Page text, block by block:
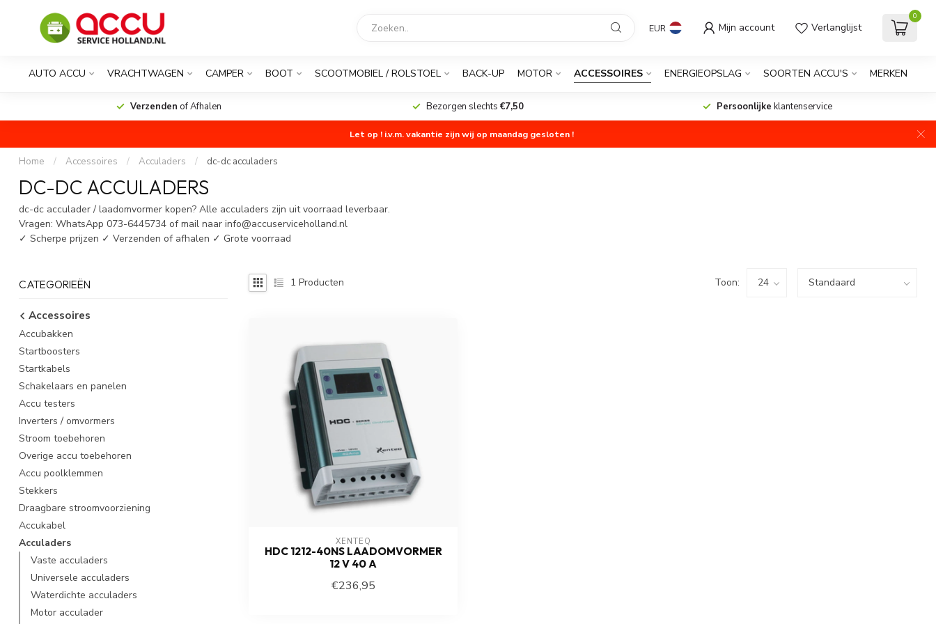
EUR Mijn account Verlanglijst
0
AUTO ACCU VRACHTWAGEN CAMPER BOOT SCOOTMOBIEL / ROLSTOEL BACK-UP MOTOR ACCESSOIRES ENERGIEOPSLAG SOORTEN ACCU'S MERKEN
Verzenden of Afhalen Bezorgen slechts€7,50 Persoonlijke klantenservice
Let op ! i.v.m. vakantie zijn wij op maandag gesloten !
Home / Accessoires / Acculaders / dc-dc acculaders
DC-DC ACCULADERS
dc-dc acculader / laadomvormer kopen? Alle acculaders zijn uit voorraad leverbaar.
Vragen: WhatsApp 073-6445734 of mail naar info@accuserviceholland.nl
✓ Scherpe prijzen ✓ Verzenden of afhalen ✓ Grote voorraad
CATEGORIEËN
Accessoires
Accubakken
Startboosters
Startkabels
Schakelaars en panelen
Accu testers
Inverters / omvormers
Stroom toebehoren
Overige accu toebehoren
Accu poolklemmen
Stekkers
Draagbare stroomvoorziening
Accukabel
Acculaders
Vaste acculaders
Universele acculaders
Waterdichte acculaders
Motor acculader
1 Producten Toon:
XENTEQ
HDC 1212-40NS LAADOMVORMER
12 V 40 A
€236,95